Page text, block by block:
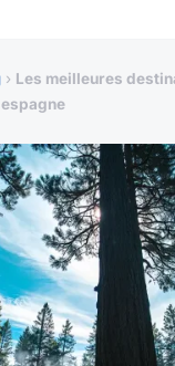
› Les meilleures